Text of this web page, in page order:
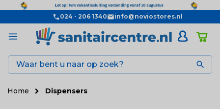
024 - 206 1340 info@noviostores.nl

Home Dispensers